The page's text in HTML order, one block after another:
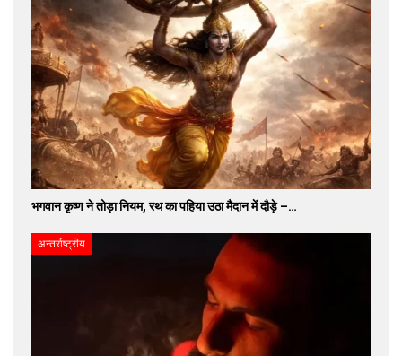
भगवान कृष्ण ने तोड़ा नियम, रथ का पहिया उठा मैदान में दौड़े –…
अन्तर्राष्ट्रीय